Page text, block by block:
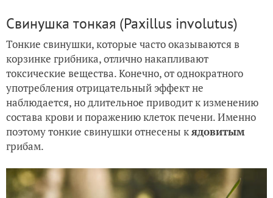
Свинушка тонкая (Paxillus involutus)
Тонкие свинушки, которые часто оказываются в
корзинке грибника, отлично накапливают
токсические вещества. Конечно, от однократного
употребления отрицательный эффект не
наблюдается, но длительное приводит к изменению
состава крови и поражению клеток печени. Именно
поэтому тонкие свинушки отнесены кядовитым
грибам.